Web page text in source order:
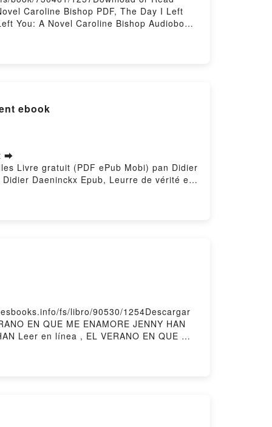
Caroline Bishop PDF, The Day I Left
You: A Novel Caroline Bishop Audiobook,
ebook
➡
Livre gratuit (PDF ePub Mobi) pan Didier
Daeninckx Epub, Leurre de vérité et
fs/libro/90530/1254Descargar
EN QUE ME ENAMORE JENNY HAN
Leer en línea , EL VERANO EN QUE ME